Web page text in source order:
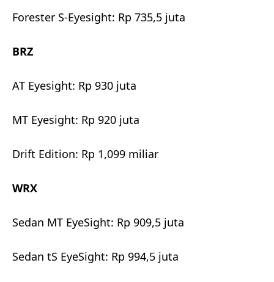
Forester S-Eyesight: Rp 735,5 juta
BRZ
AT Eyesight: Rp 930 juta
MT Eyesight: Rp 920 juta
Drift Edition: Rp 1,099 miliar
WRX
Sedan MT EyeSight: Rp 909,5 juta
Sedan tS EyeSight: Rp 994,5 juta